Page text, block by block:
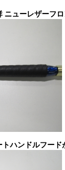
ニューレザーフ
ハンドルフード